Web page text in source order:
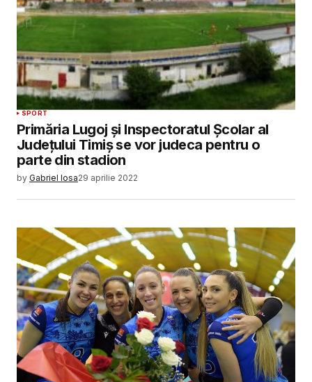
SPORT
Primăria Lugoj și Inspectoratul Școlar al
Județului Timiș se vor judeca pentru o
parte din stadion
by Gabriel Iosa29 aprilie 2022